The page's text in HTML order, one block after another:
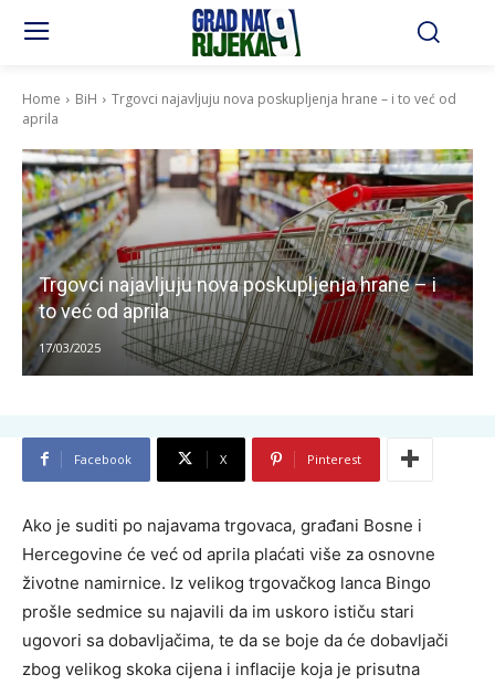
Home BiH
Trgovci najavljuju nova poskupljenja hrane – i to već od
aprila
Trgovci najavljuju nova poskupljenja hrane – i
to već od aprila
17/03/2025
Facebook X Pinterest
Ako je suditi po najavama trgovaca, građani Bosne i
Hercegovine će već od aprila plaćati više za osnovne
životne namirnice. Iz velikog trgovačkog lanca Bingo
prošle sedmice su najavili da im uskoro ističu stari
ugovori sa dobavljačima, te da se boje da će dobavljači
zbog velikog skoka cijena i inflacije koja je prisutna